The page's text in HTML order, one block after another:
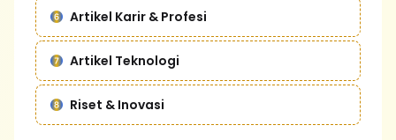
Artikel Karir & Profesi
Artikel Teknologi
Riset & Inovasi